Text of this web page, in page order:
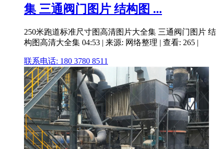
集 三通阀门图片 结构图 ...
250米跑道标准尺寸图高清图片大全集 三通阀门图片 结
构图高清大全集 04:53 | 来源: 网络整理 | 查看: 265 |
联系电话: 180 3780 8511